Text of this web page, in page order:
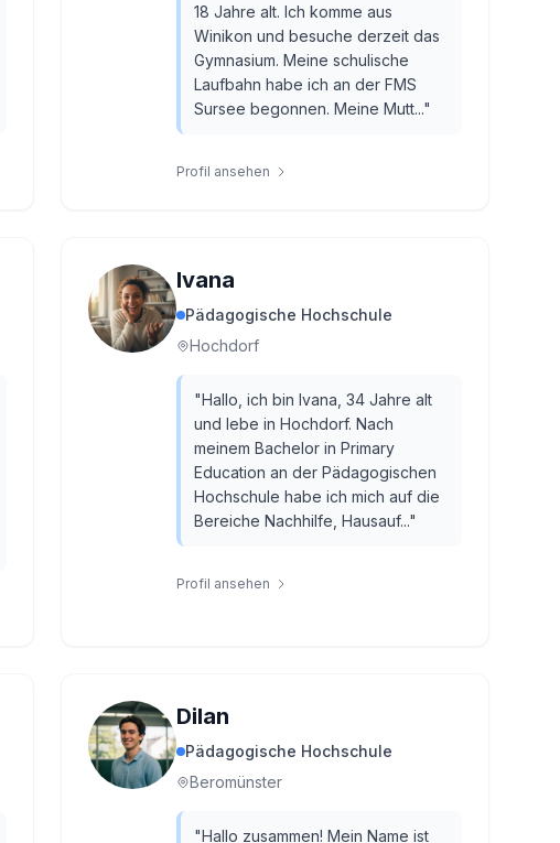
18 Jahre alt. Ich komme aus
Winikon und besuche derzeit das
Gymnasium. Meine schulische
Laufbahn habe ich an der FMS
Sursee begonnen. Meine Mutt..."
Profil ansehen
Ivana
Pädagogische Hochschule
Hochdorf
"Hallo, ich bin Ivana, 34 Jahre alt
und lebe in Hochdorf. Nach
meinem Bachelor in Primary
Education an der Pädagogischen
Hochschule habe ich mich auf die
Bereiche Nachhilfe, Hausauf..."
Profil ansehen
Dilan
Pädagogische Hochschule
Beromünster
"Hallo zusammen! Mein Name ist